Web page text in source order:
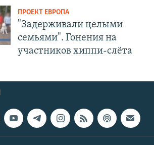
ПРОЕКТ ЕВРОПА
"Задерживали целыми
семьями". Гонения на
участников хиппи-слёта